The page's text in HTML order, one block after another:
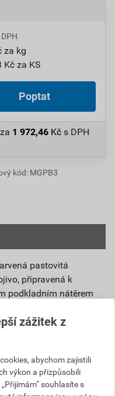
za kg
Kč za KS
Poptat
za 1 972,46 Kč s DPH
kód: MGPB3
pastovitá
připravená k
podkladním nátěrem
souvrství
hodinách,
na povrchu, která
nevzhledných řas.
dokáže
zážitek z
abychom zajistili
výkon a přizpůsobili
souhlasíte s